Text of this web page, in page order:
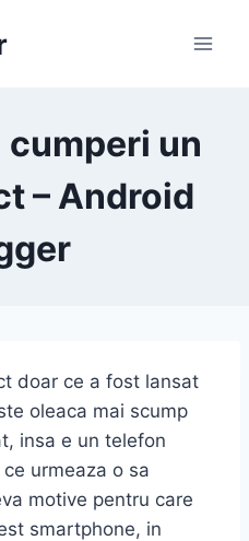
cumperi un
– Android
doar ce a fost lansat
oleaca mai scump
insa e un telefon
urmeaza o sa
motive pentru care
smartphone, in